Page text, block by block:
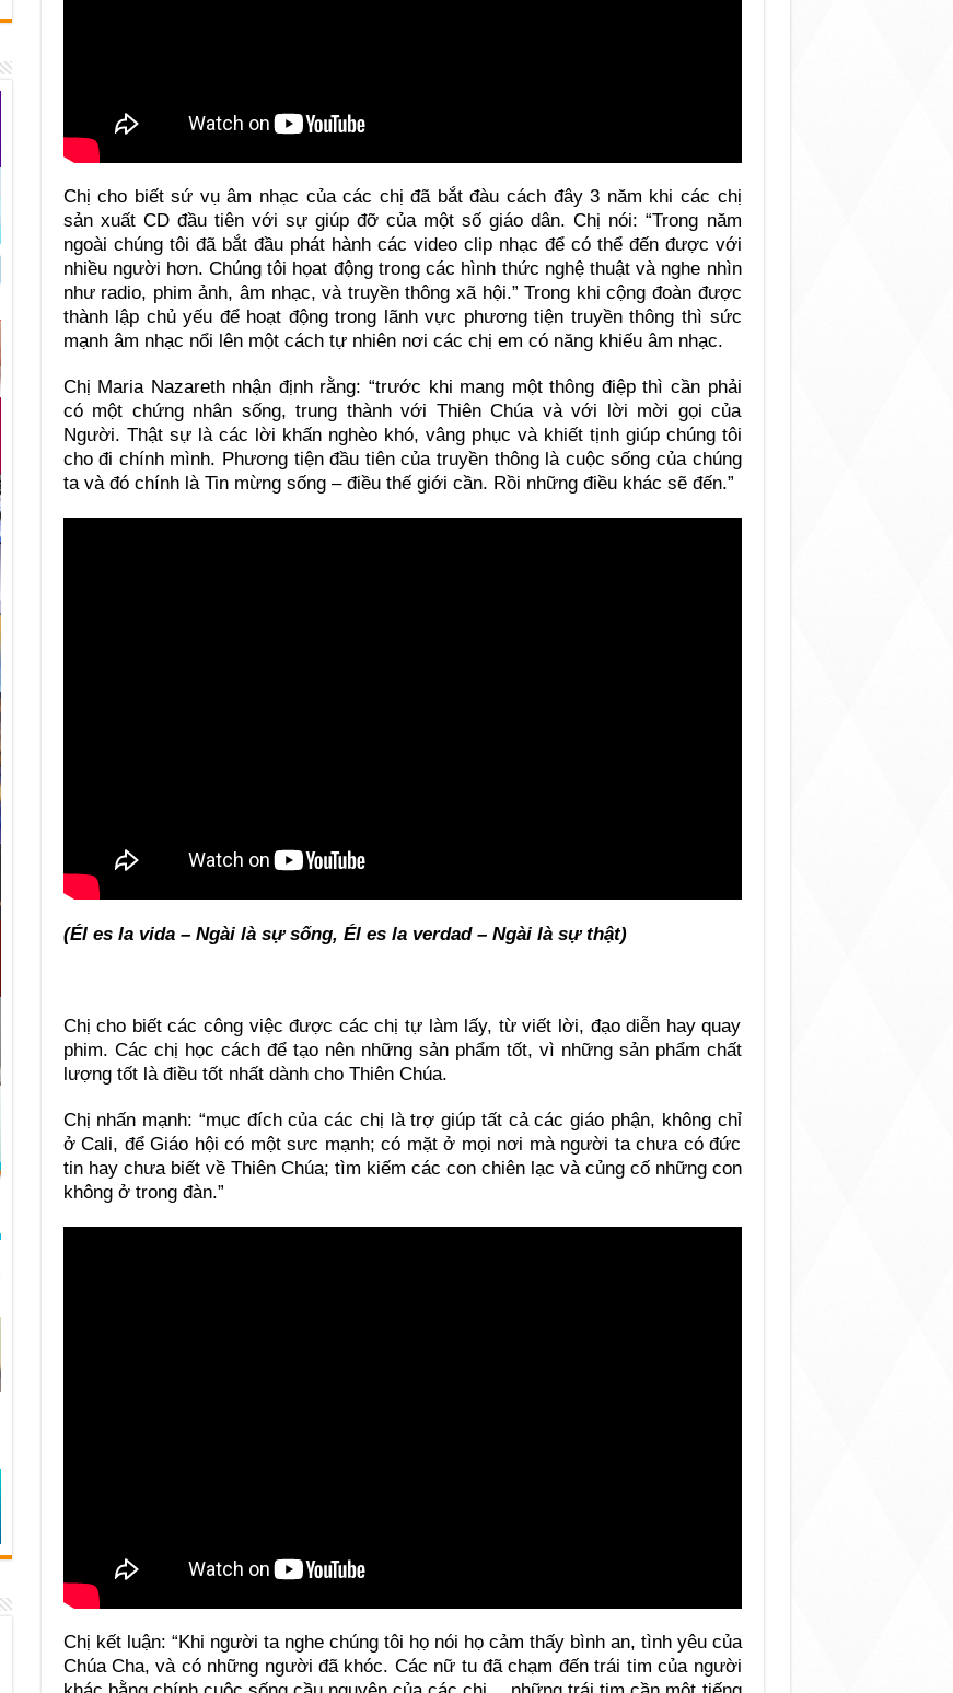
Chị cho biết sứ vụ âm nhạc của các chị đã bắt đàu cách đây 3 năm khi các chị
sản xuất CD đầu tiên với sự giúp đỡ của một số giáo dân. Chị nói: “Trong năm
ngoài chúng tôi đã bắt đầu phát hành các video clip nhạc để có thể đến được với
nhiều người hơn. Chúng tôi họat động trong các hình thức nghệ thuật và nghe nhìn
như radio, phim ảnh, âm nhạc, và truyền thông xã hội.” Trong khi cộng đoàn được
thành lập chủ yếu để hoạt động trong lãnh vực phương tiện truyền thông thì sức
mạnh âm nhạc nổi lên một cách tự nhiên nơi các chị em có năng khiếu âm nhạc.
Chị Maria Nazareth nhận định rằng: “trước khi mang một thông điệp thì cần phải
có một chứng nhân sống, trung thành với Thiên Chúa và với lời mời gọi của
Người. Thật sự là các lời khấn nghèo khó, vâng phục và khiết tịnh giúp chúng tôi
cho đi chính mình. Phương tiện đầu tiên của truyền thông là cuộc sống của chúng
ta và đó chính là Tin mừng sống – điều thế giới cần. Rồi những điều khác sẽ đến.”
(Él es la vida – Ngài là sự sống, Él es la verdad – Ngài là sự thật)
Chị cho biết các công việc được các chị tự làm lấy, từ viết lời, đạo diễn hay quay
phim. Các chị học cách để tạo nên những sản phẩm tốt, vì những sản phẩm chất
lượng tốt là điều tốt nhất dành cho Thiên Chúa.
Chị nhấn mạnh: “mục đích của các chị là trợ giúp tất cả các giáo phận, không chỉ
ở Cali, để Giáo hội có một sưc mạnh; có mặt ở mọi nơi mà người ta chưa có đức
tin hay chưa biết về Thiên Chúa; tìm kiếm các con chiên lạc và củng cố những con
không ở trong đàn.”
Chị kết luận: “Khi người ta nghe chúng tôi họ nói họ cảm thấy bình an, tình yêu của
Chúa Cha, và có những người đã khóc. Các nữ tu đã chạm đến trái tim của người